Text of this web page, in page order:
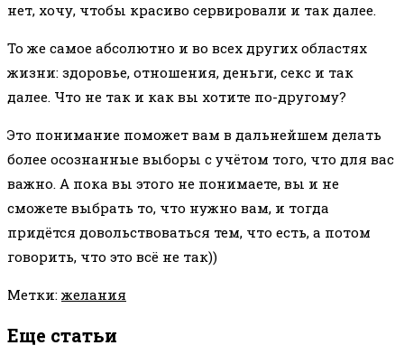
нет, хочу, чтобы красиво сервировали и так далее.
То же самое абсолютно и во всех других областях
жизни: здоровье, отношения, деньги, секс и так
далее. Что не так и как вы хотите по-другому?
Это понимание поможет вам в дальнейшем делать
более осознанные выборы с учётом того, что для вас
важно. А пока вы этого не понимаете, вы и не
сможете выбрать то, что нужно вам, и тогда
придётся довольствоваться тем, что есть, а потом
говорить, что это всё не так))
Метки: желания
Еще статьи